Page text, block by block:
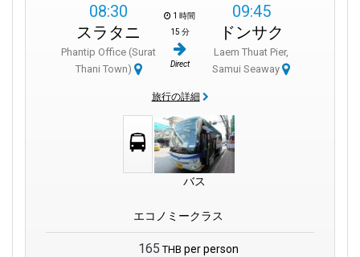
08:30
スラタニ
Phantip Office (Surat
Thani Town)
1 時間
15 分
Direct
09:45
ドンサク
Laem Thuat Pier,
Samui Seaway
旅行の詳細
バス
エコノミークラス
165 THB per person